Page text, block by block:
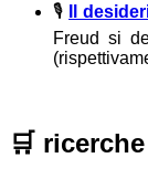
🎙️
Il
Freud si
🛒